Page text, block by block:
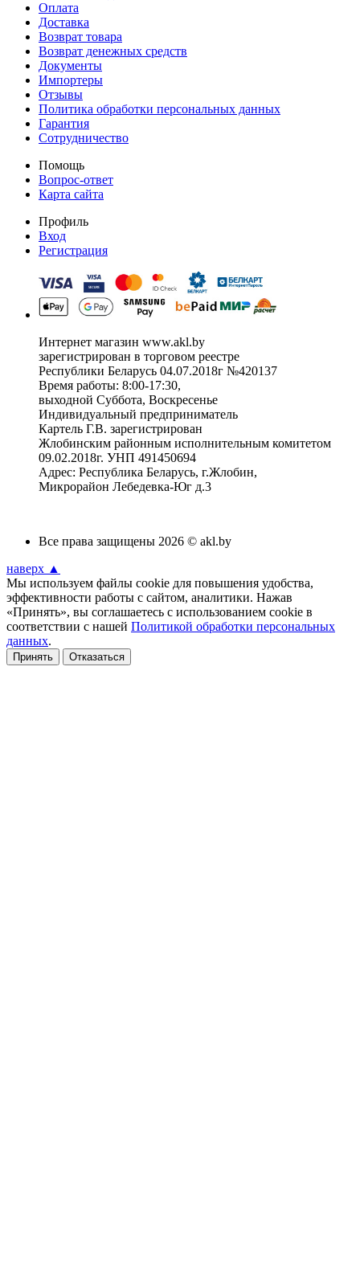
Оплата
Доставка
Возврат товара
Возврат денежных средств
Документы
Импортеры
Отзывы
Политика обработки персональных данных
Гарантия
Сотрудничество
Помощь
Вопрос-ответ
Карта сайта
Профиль
Вход
Регистрация
Интернет магазин www.akl.by
зарегистрирован в торговом реестре
Республики Беларусь 04.07.2018г №420137
Время работы: 8:00-17:30,
выходной Суббота, Воскресенье
Индивидуальный предприниматель
Картель Г.В. зарегистрирован
Жлобинским районным исполнительным комитетом
09.02.2018г. УНП 491450694
Адрес: Республика Беларусь, г.Жлобин,
Микрорайон Лебедевка-Юг д.3
Все права защищены 2026 © akl.by
наверх ▲
Мы используем файлы cookie для повышения удобства,
эффективности работы с сайтом, аналитики. Нажав
«Принять», вы соглашаетесь с использованием cookie в
соответствии с нашей Политикой обработки персональных
данных.
Принять Отказаться